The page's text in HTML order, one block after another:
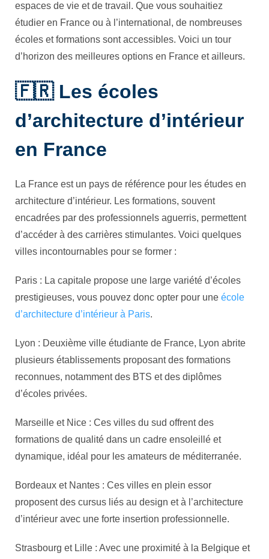
espaces de vie et de travail. Que vous souhaitiez
étudier en France ou à l’international, de nombreuses
écoles et formations sont accessibles. Voici un tour
d’horizon des meilleures options en France et ailleurs.
🇫🇷 Les écoles
d’architecture d’intérieur
en France
La France est un pays de référence pour les études en
architecture d’intérieur. Les formations, souvent
encadrées par des professionnels aguerris, permettent
d’accéder à des carrières stimulantes. Voici quelques
villes incontournables pour se former :
Paris : La capitale propose une large variété d’écoles
prestigieuses, vous pouvez donc opter pour une école
d’architecture d’intérieur à Paris.
Lyon : Deuxième ville étudiante de France, Lyon abrite
plusieurs établissements proposant des formations
reconnues, notamment des BTS et des diplômes
d’écoles privées.
Marseille et Nice : Ces villes du sud offrent des
formations de qualité dans un cadre ensoleillé et
dynamique, idéal pour les amateurs de méditerranée.
Bordeaux et Nantes : Ces villes en plein essor
proposent des cursus liés au design et à l’architecture
d’intérieur avec une forte insertion professionnelle.
Strasbourg et Lille : Avec une proximité à la Belgique et